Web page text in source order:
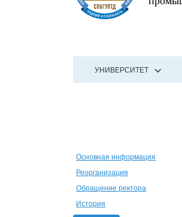
УНИВЕРСИТЕТ
Основная информация
Реорганизация
Обращение ректора
История